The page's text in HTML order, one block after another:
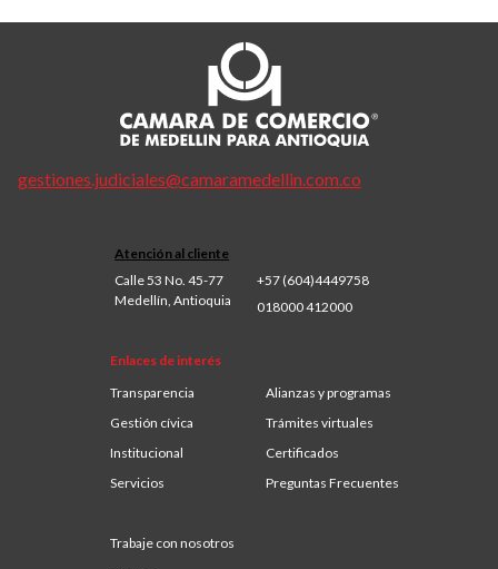
gestiones.judiciales@camaramedellin.com.co
Atención al cliente
Calle 53 No. 45-77
Medellín, Antioquia
+57 (604)4449758
018000 412000
Enlaces de interés
Transparencia
Alianzas y programas
Gestión cívica
Trámites virtuales
Institucional
Certificados
Servicios
Preguntas Frecuentes
Trabaje con nosotros